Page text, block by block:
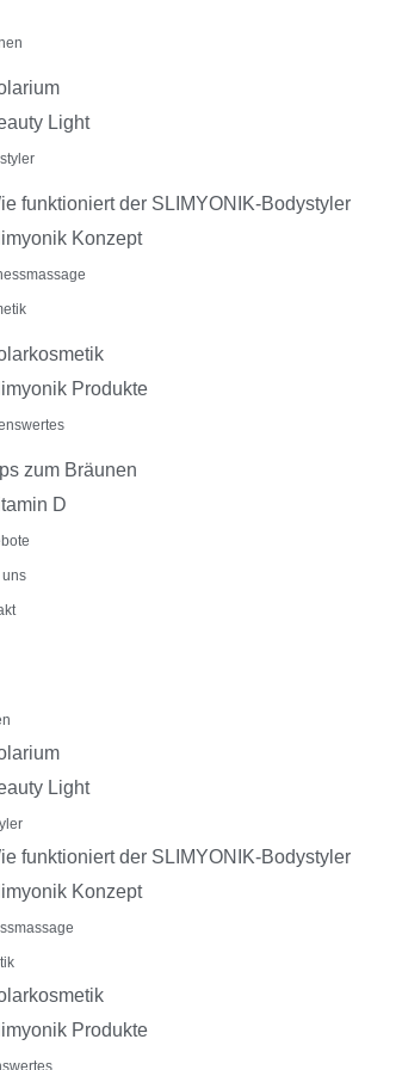
Light
funktioniert der SLIMYONIK-Bodystyler
Konzept
Produkte
zum Bräunen
D
uns
Light
funktioniert der SLIMYONIK-Bodystyler
Konzept
Produkte